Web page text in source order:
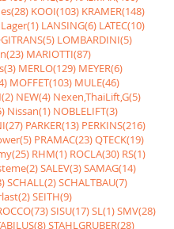
KOOI(103) KRAMER(148)
Lager(1) LANSING(6) LATEC(10)
LOMBARDINI(5)
MARIOTTI(87)
MERLO(129) MEYER(6)
MOFFET(103) MULE(46)
NEW(4) Nexen,ThaiLift,G(5)
Nissan(1) NOBLELIFT(3)
PARKER(13) PERKINS(216)
PRAMAC(23)QTECK(19)
RHM(1) ROCLA(30) RS(1)
SALEV(3)SAMAG(14)
SCHALL(2)SCHALTBAU(7)
SEITH(9)
SISU(17)SL(1)SMV(28)
STAHLGRUBER(28)